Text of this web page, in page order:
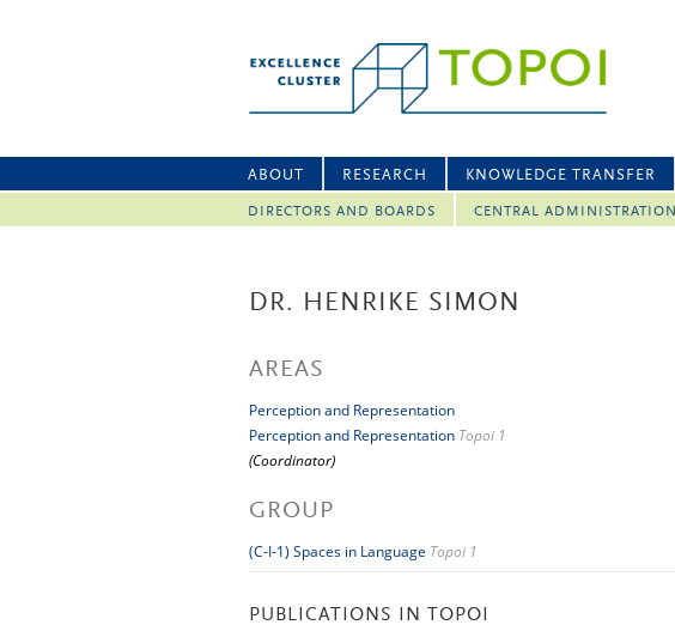
ABOUT RESEARCH KNOWLEDGE TRANSFER
DIRECTORS AND BOARDS CENTRAL ADMINISTRATION
DR. HENRIKE SIMON
AREAS
Perception and Representation
Perception and Representation Topoi 1
(Coordinator)
GROUP
(C-I-1) Spaces in Language Topoi 1
PUBLICATIONS IN TOPOI